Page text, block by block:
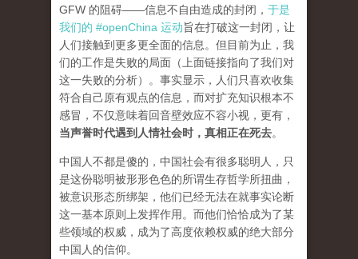
GFW 的阻碍——信息不自由造成的封闭， 于是
我们的 #openChina 运动旨在打破这一封闭，让
人们接触到更多更全面的信息。但目前为止，我
们的工作是失败的局面（ 上面链接指向了我们对
这一失败的分析）。事实显示，人们只喜欢收集
符合自己原有观点的信息，而对扩充知识根本不
感冒，不仅意味着回音壁效应不容小视，更有，
当声誉时代遇到人情社会时，真相正在死去。
中国人不都是傻的，中国社会有很多聪明人，只
是这份聪明被形形色色的所谓生存哲学所扭曲，
被意识形态所绑架，他们已经无法在就事实论断
这一基本原则上发挥作用。而他们恰恰成为了某
些领域的权威，成为了高度依赖权威的绝大部分
中国人的信仰。